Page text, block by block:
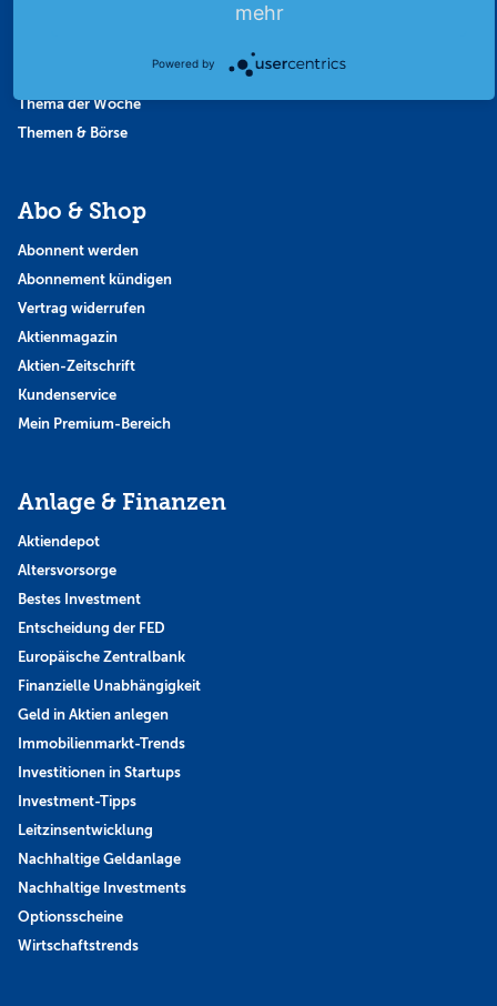
Thema der Woche
Themen & Börse
Abo & Shop
Abonnent werden
Abonnement kündigen
Vertrag widerrufen
Aktienmagazin
Aktien-Zeitschrift
Kundenservice
Mein Premium-Bereich
Anlage & Finanzen
Aktiendepot
Altersvorsorge
Bestes Investment
Entscheidung der FED
Europäische Zentralbank
Finanzielle Unabhängigkeit
Geld in Aktien anlegen
Immobilienmarkt-Trends
Investitionen in Startups
Investment-Tipps
Leitzinsentwicklung
Nachhaltige Geldanlage
Nachhaltige Investments
Optionsscheine
Wirtschaftstrends
mehr
Powered by